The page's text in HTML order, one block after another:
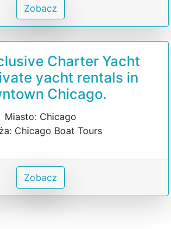
Zobacz
Charter Yacht
yacht rentals in
Chicago.
Miasto: Chicago
Chicago Boat Tours
Zobacz